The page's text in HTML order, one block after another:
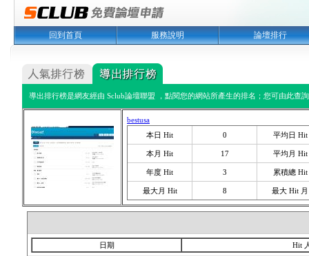
回到首頁 服務說明 論壇排行
導出排行榜是網友經由 Sclub論壇聯盟 ，點閱您的網站所產生的排名；您可由此查
bestusa
本日 Hit
0 平均日 Hit
本月 Hit 17 平均月 Hit
年度 Hit 3 累積總 Hit
最大月 Hit 8 最大 Hit 月
日期 Hit